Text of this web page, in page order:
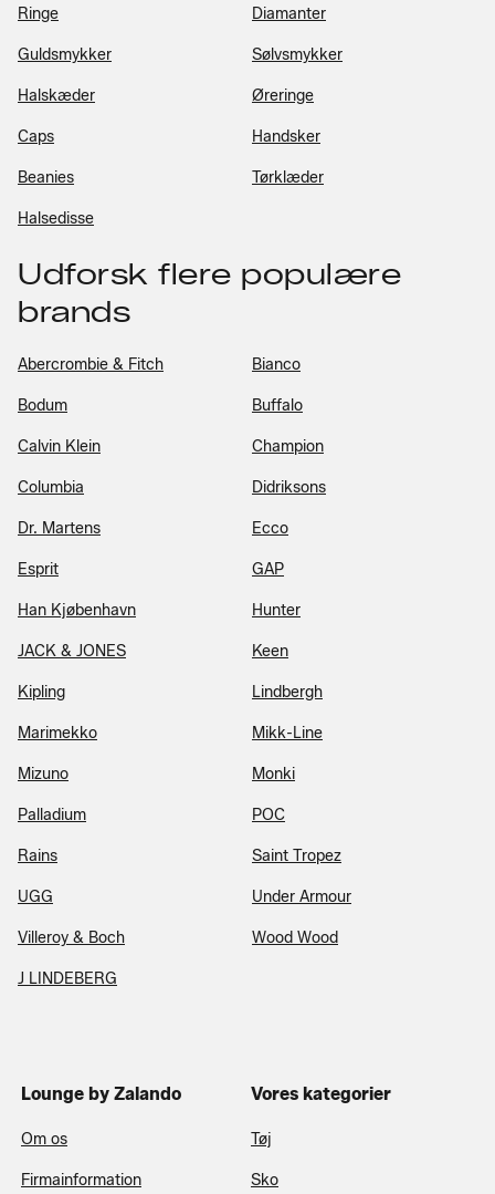
Ringe Diamanter
Guldsmykker Sølvsmykker
Halskæder Øreringe
Caps Handsker
Beanies Tørklæder
Halsedisse
Udforsk flere populære
brands
Abercrombie & Fitch Bianco
Bodum Buffalo
Calvin Klein Champion
Columbia Didriksons
Dr. Martens Ecco
Esprit GAP
Han Kjøbenhavn Hunter
JACK & JONES Keen
Kipling Lindbergh
Marimekko Mikk-Line
Mizuno Monki
Palladium POC
Rains Saint Tropez
UGG Under Armour
Villeroy & Boch Wood Wood
J LINDEBERG
Lounge by Zalando
Om os
Firmainformation
Vores kategorier
Tøj
Sko